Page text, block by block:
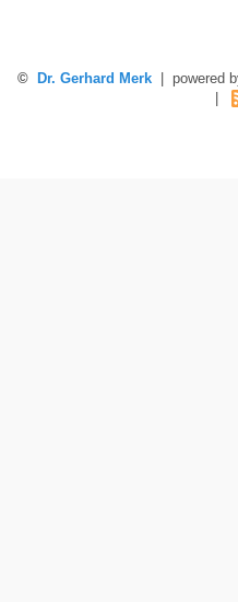
© Dr. Gerhard Merk| powered